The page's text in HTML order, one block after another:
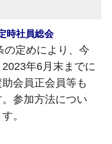
時社員総会
定めにより、今
年6月末までに
会員正会員等も
参加方法につい
。